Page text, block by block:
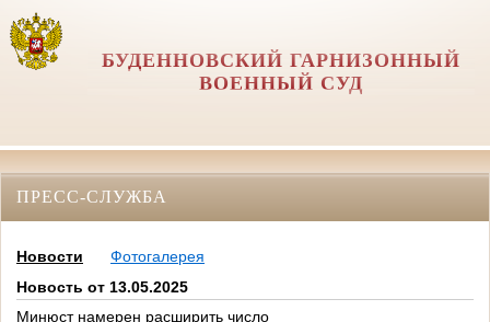
БУДЕННОВСКИЙ ГАРНИЗОННЫЙ
ВОЕННЫЙ СУД
ПРЕСС-СЛУЖБА
Новости
Фотогалерея
Новость от 13.05.2025
Минюст намерен расширить число